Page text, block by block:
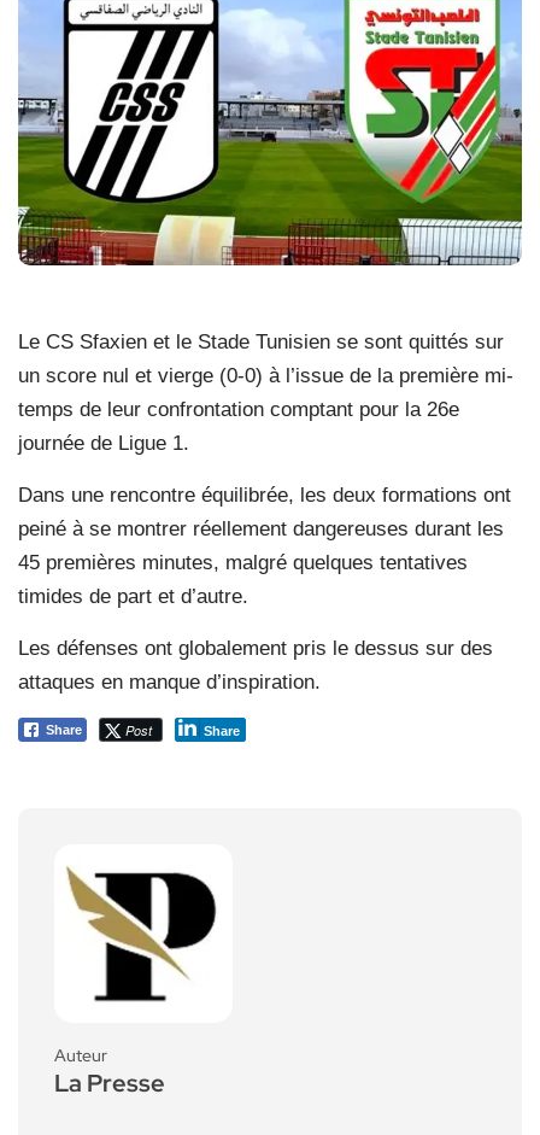
Le CS Sfaxien et le Stade Tunisien se sont quittés sur
un score nul et vierge (0-0) à l’issue de la première mi-
temps de leur confrontation comptant pour la 26e
journée de Ligue 1.
Dans une rencontre équilibrée, les deux formations ont
peiné à se montrer réellement dangereuses durant les
45 premières minutes, malgré quelques tentatives
timides de part et d’autre.
Les défenses ont globalement pris le dessus sur des
attaques en manque d’inspiration.
Share Post Share
Auteur
La Presse